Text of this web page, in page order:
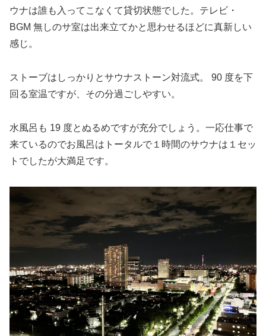
ウナは誰も入ってこなくて貸切状態でした。テレビ・
BGM 無しのサ室は出来立てかと思わせるほどに真新しい
感じ。
ストーブはしっかりとサウナストーン対流式。 90 度を下
回る室温ですが、その分過ごしやすい。
水風呂も 19 度とぬるめですが充分でしょう。一応仕事で
来ているのでお風呂はトータルで１時間のサウナは１セッ
トでしたが大満足です。